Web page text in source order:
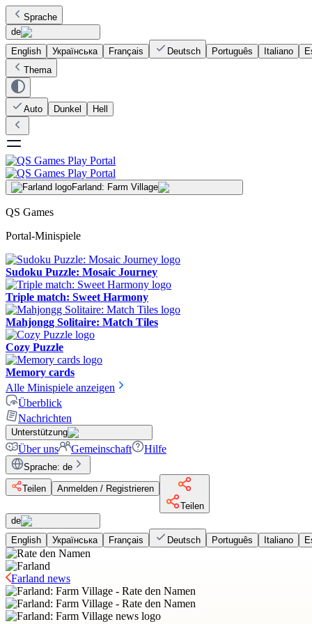
Sprache
de
English
Українська Français Deutsch Português Italiano
Thema
Auto Dunkel Hell
Farland: Farm Village
QS Games
Portal-Minispiele
Sudoku Puzzle: Mosaic Journey
Triple match: Sweet Harmony
Mahjongg Solitaire: Match Tiles
Cozy Puzzle
Memory cards
Alle Minispiele anzeigen
Überblick
Nachrichten
Unterstützung
Über uns Gemeinschaft Hilfe
Sprache: de
Teilen
Anmelden / Registrieren
Teilen
de
English
Українська Français Deutsch Português Italiano
Farland news